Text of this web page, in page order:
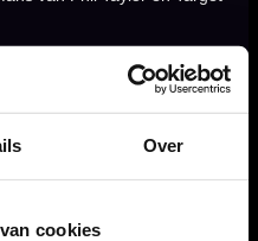
Over
cookies
Throw Line